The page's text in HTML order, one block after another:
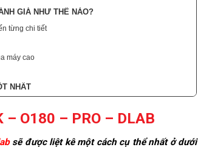
GIÁ NHƯ THẾ NÀO?
từng chi tiết
máy cao
NHẤT
– O180 – PRO – DLAB
sẽ được liệt kê một cách cụ thể nhất ở dưới